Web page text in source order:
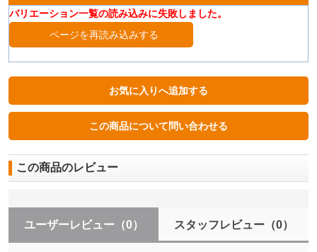
バリエーション一覧の読み込みに失敗しました。
ページを再読み込みする
この商品のレビュー
ユーザーレビュー （0） スタッフレビュー（0）